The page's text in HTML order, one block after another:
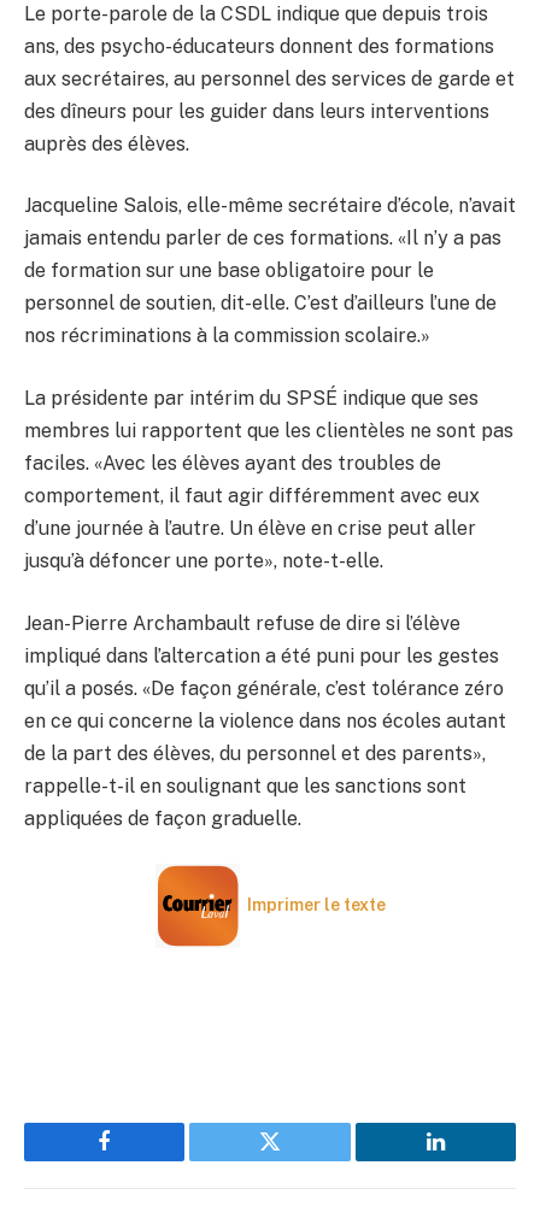
Le porte-parole de la CSDL indique que depuis trois
ans, des psycho-éducateurs donnent des formations
aux secrétaires, au personnel des services de garde et
des dîneurs pour les guider dans leurs interventions
auprès des élèves.
Jacqueline Salois, elle-même secrétaire d’école, n’avait
jamais entendu parler de ces formations. «Il n’y a pas
de formation sur une base obligatoire pour le
personnel de soutien, dit-elle. C’est d’ailleurs l’une de
nos récriminations à la commission scolaire.»
La présidente par intérim du SPSÉ indique que ses
membres lui rapportent que les clientèles ne sont pas
faciles. «Avec les élèves ayant des troubles de
comportement, il faut agir différemment avec eux
d’une journée à l’autre. Un élève en crise peut aller
jusqu’à défoncer une porte», note-t-elle.
Jean-Pierre Archambault refuse de dire si l’élève
impliqué dans l’altercation a été puni pour les gestes
qu’il a posés. «De façon générale, c’est tolérance zéro
en ce qui concerne la violence dans nos écoles autant
de la part des élèves, du personnel et des parents»,
rappelle-t-il en soulignant que les sanctions sont
appliquées de façon graduelle.
Imprimer le texte
Facebook Twitter LinkedIn